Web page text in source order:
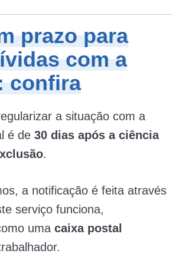
prazo para
com a
confira
a situação com a
é de 30 dias após a ciência
.
a notificação é feita através
serviço funciona,
uma caixa postal